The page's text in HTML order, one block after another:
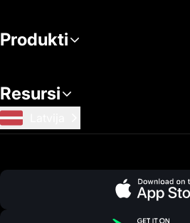
Produkti
Resursi